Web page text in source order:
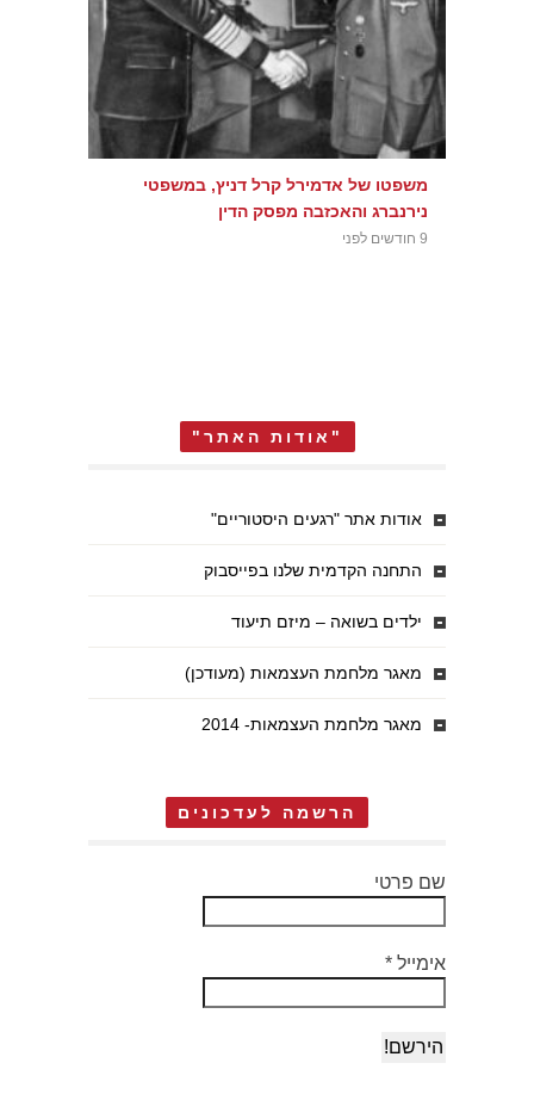
משפטו של אדמירל קרל דניץ, במשפטי
נירנברג והאכזבה מפסק הדין
9 חודשים לפני
"אודות האתר"
אודות אתר "רגעים היסטוריים"
התחנה הקדמית שלנו בפייסבוק
ילדים בשואה – מיזם תיעוד
מאגר מלחמת העצמאות (מעודכן)
מאגר מלחמת העצמאות- 2014
הרשמה לעדכונים
שם פרטי
אימייל *